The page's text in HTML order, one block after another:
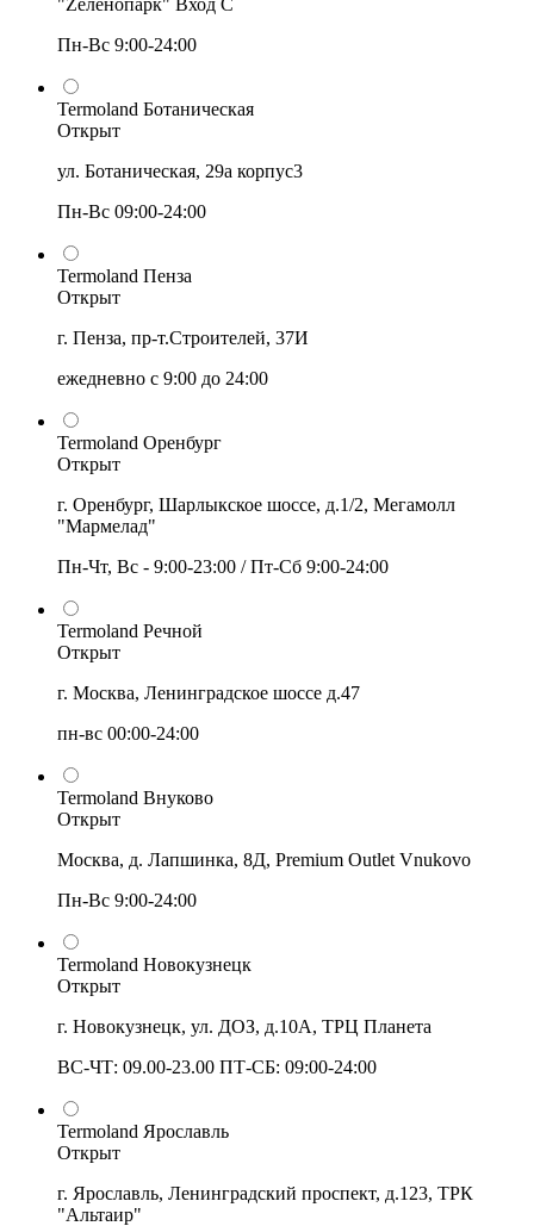
"Zеленопарк" Вход С
Пн-Вс 9:00-24:00
Termoland Ботаническая
Открыт
ул. Ботаническая, 29а корпус3
Пн-Вс 09:00-24:00
Termoland Пенза
Открыт
г. Пенза, пр-т.Строителей, 37И
ежедневно с 9:00 до 24:00
Termoland Оренбург
Открыт
г. Оренбург, Шарлыкское шоссе, д.1/2, Мегамолл
"Мармелад"
Пн-Чт, Вс - 9:00-23:00 / Пт-Сб 9:00-24:00
Termoland Речной
Открыт
г. Москва, Ленинградское шоссе д.47
пн-вс 00:00-24:00
Termoland Внуково
Открыт
Москва, д. Лапшинка, 8Д, Premium Outlet Vnukovo
Пн-Вс 9:00-24:00
Termoland Новокузнецк
Открыт
г. Новокузнецк, ул. ДОЗ, д.10А, ТРЦ Планета
ВС-ЧТ: 09.00-23.00 ПТ-СБ: 09:00-24:00
Termoland Ярославль
Открыт
г. Ярославль, Ленинградский проспект, д.123, ТРК
"Альтаир"